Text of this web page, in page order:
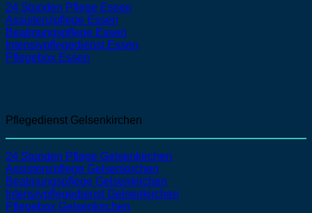
24 Stunden Pflege Essen
Assistenzpflege Essen
Beatmungspflege Essen
Intensivpflegedienst Essen
Pflegebox Essen
Pflegedienst Gelsenkirchen
24 Stunden Pflege Gelsenkirchen
Assistenzpflege Gelsenkirchen
Beatmungspflege Gelsenkirchen
IntensivpflegedienstGelsenkirchen
Pflegebox Gelsenkirchen